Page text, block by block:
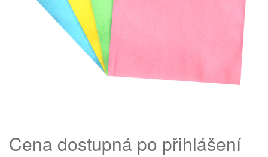
Cena dostupná po přihlášení